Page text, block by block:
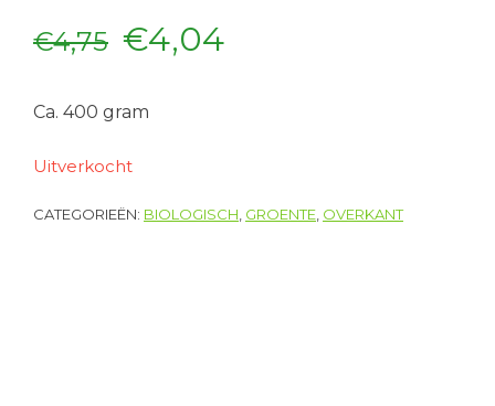
€4,75 Oorspronkelijke
€4,04Huidige
Ca. 400 gram
Uitverkocht
CATEGORIEËN: BIOLOGISCH GROENTE OVERKANT